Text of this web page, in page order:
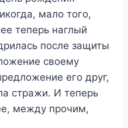
мало того,
теперь наглый
после защиты
своему
его друг,
стражи. И теперь
между прочим,